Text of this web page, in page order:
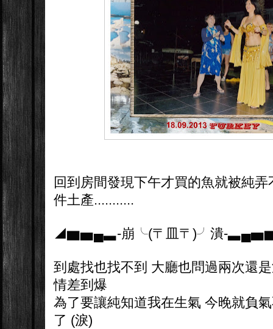
回到房間發現下午才買的魚就被純
件土產...........
◢▆▅▄▃-崩╰(〒皿〒)╯潰-
到處找也找不到 大廳也問過兩次還
情差到爆
為了要讓純知道我在生氣 今晚就負
了 (淚)